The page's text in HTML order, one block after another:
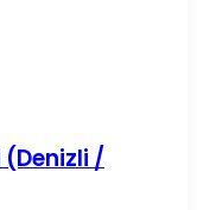
(Denizli /